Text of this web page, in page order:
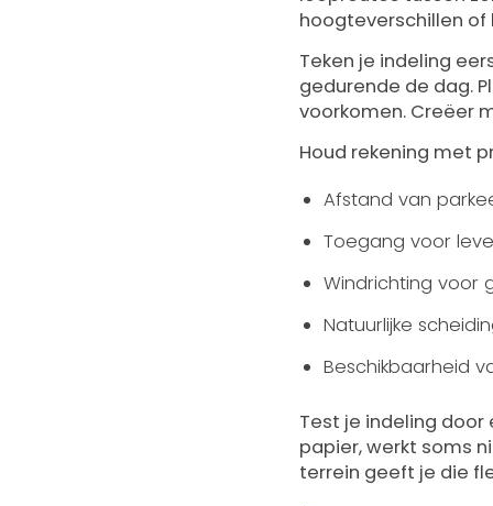
hoogteverschillen
Teken je indeling
gedurende de dag.
voorkomen. Creëer
Houd rekening met
Afstand van
Toegang voor
Windrichting voor
Natuurlijke
Beschikbaarheid
Test je indeling
papier, werkt soms
terrein geeft je die